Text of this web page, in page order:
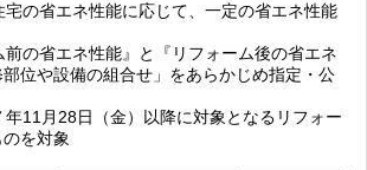
の省エネ性能に応じて、一定の省エネ性能
の省エネ性能』と『リフォーム後の省エネ
位や設備の組合せ」をあらかじめ指定・公
11月28日（金）以降に対象となるリフォー
を対象